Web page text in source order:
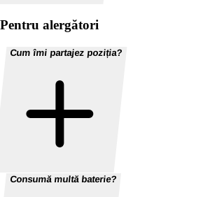
Pentru alergători
Cum îmi partajez poziția?
Consumă multă baterie?